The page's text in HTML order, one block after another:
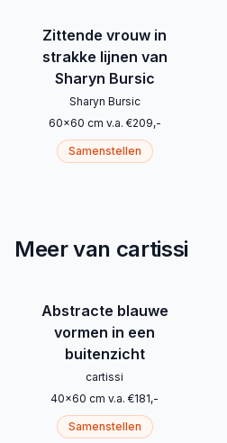
Zittende vrouw in
strakke lijnen van
Sharyn Bursic
Sharyn Bursic
60x60 cm v.a. €209,-
Samenstellen
Meer van cartissi
Abstracte blauwe
vormen in een
buitenzicht
cartissi
40x60 cm v.a. €181,-
Samenstellen